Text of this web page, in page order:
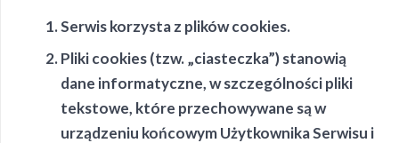
Serwis korzysta z plików cookies.
Pliki cookies (tzw. „ciasteczka”) stanowią
dane informatyczne, w szczególności pliki
tekstowe, które przechowywane są w
urządzeniu końcowym Użytkownika Serwisu i